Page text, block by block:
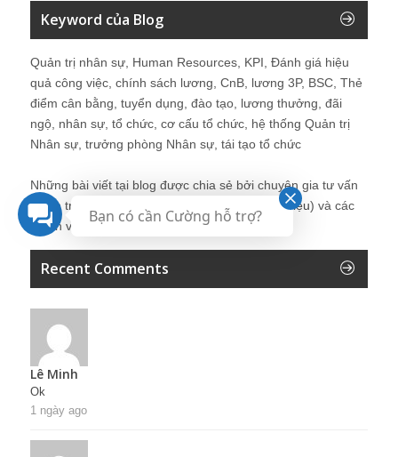
Keyword của Blog
Quản trị nhân sự, Human Resources, KPI, Đánh giá hiệu
quả công việc, chính sách lương, CnB, lương 3P, BSC, Thẻ
điểm cân bằng, tuyển dụng, đào tạo, lương thưởng, đãi
ngộ, nhân sự, tổ chức, cơ cấu tổ chức, hệ thống Quản trị
Nhân sự, trưởng phòng Nhân sự, tái tạo tổ chức
Những bài viết tại blog được chia sẻ bởi chuyên gia tư vấn
Quản trị Nhân sự Nguyễn Hùng Cường (
giới thiệu) và các
thành viên khác trong cộng đồng Nhân sự.
Recent Comments
Lê Minh
Ok
1 ngày ago
Bạn có cần Cường hỗ trợ?